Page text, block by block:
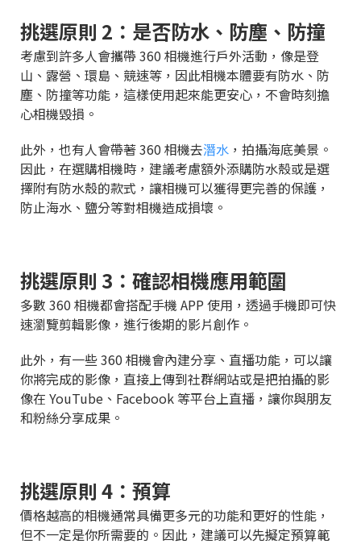
挑選原則 2：是否防水、防塵、防撞
考慮到許多人會攜帶 360 相機進行戶外活動，像是登
山、露營、環島、競速等，因此相機本體要有防水、防
塵、防撞等功能，這樣使用起來能更安心，不會時刻擔
心相機毀損。
此外，也有人會帶著 360 相機去潛水 ，拍攝海底美景。
因此，在選購相機時，建議考慮額外添購防水殼或是選
擇附有防水殼的款式，讓相機可以獲得更完善的保護，
防止海水、鹽分等對相機造成損壞。
挑選原則 3：確認相機應用範圍
多數 360 相機都會搭配手機 APP 使用，透過手機即可快
速瀏覽剪輯影像，進行後期的影片創作。
此外，有一些 360 相機會內建分享、直播功能，可以讓
你將完成的影像，直接上傳到社群網站或是把拍攝的影
像在 YouTube、Facebook 等平台上直播，讓你與朋友
和粉絲分享成果。
挑選原則 4：預算
價格越高的相機通常具備更多元的功能和更好的性能，
但不一定是你所需要的。因此，建議可以先擬定預算範